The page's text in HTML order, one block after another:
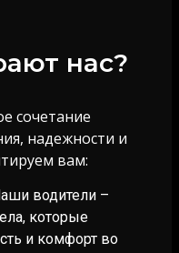
нас?
сочетание
надежности и
вам:
водители –
которые
и комфорт во